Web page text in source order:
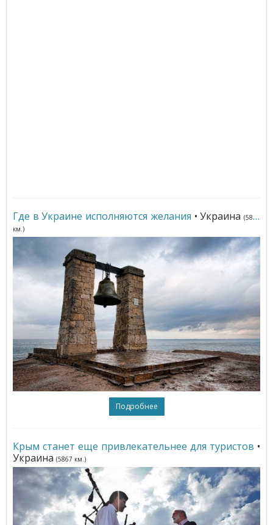
Где в Украине исполняются желания • Украина(5867
км.)
Подробнее
Крым станет еще привлекательнее для туристов •
Украина (5867 км.)